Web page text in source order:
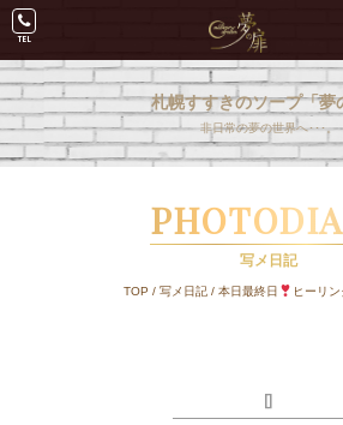
札幌すすきのソープ「夢
非日常の夢の世界へ･･･。
写メ日記
TOP /写メ日記 /本日最終日 ヒーリ
[]